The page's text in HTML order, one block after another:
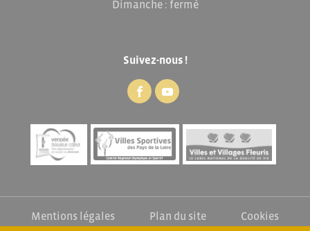
Dimanche : fermé
Suivez-nous !
Mentions légales Plan du site
Cookies